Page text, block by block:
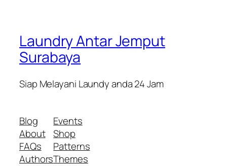
Laundry Antar Jemput
Surabaya
Siap Melayani Laundy anda 24 Jam
Blog
About
FAQs
Authors
Events
Shop
Patterns
Themes